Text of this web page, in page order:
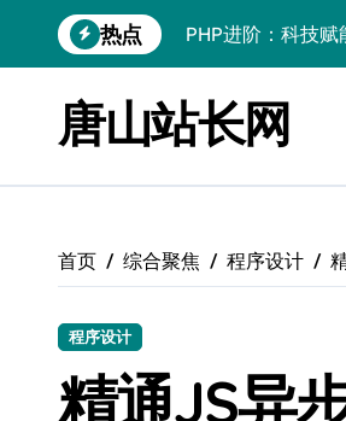
到
热点
PHP进阶：科技
PHP进阶：科技
云安全护航传媒数
VR跨界融合新趋
云计算弹性架构
唐山站长网
首页 综合聚焦 程序设计
程序设计
精通JS异